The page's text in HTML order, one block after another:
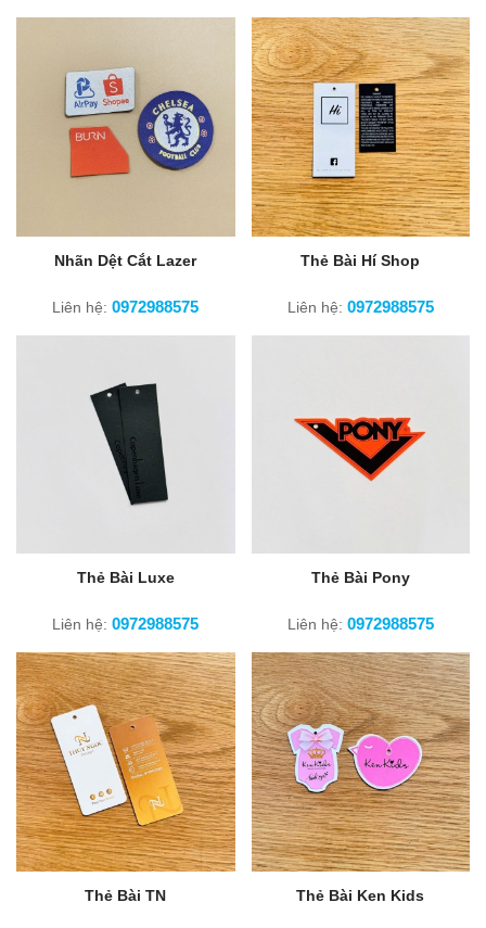
Nhãn Dệt Cắt Lazer
Liên hệ:0972988575
Thẻ Bài Hí Shop
Liên hệ: 0972988575
Thẻ Bài Luxe
Liên hệ:0972988575
Thẻ Bài Pony
Liên hệ: 0972988575
Thẻ Bài TN Thẻ Bài Ken Kids